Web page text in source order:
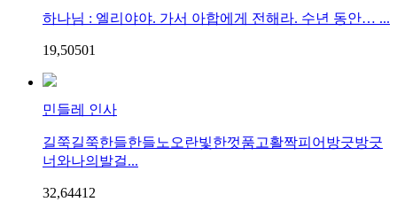
하나님 : 엘리야야. 가서 아합에게 전해라. 수년 동안… ...
19,50501
민들레 인사
길쭉길쭉한들한들노오란빛한껏품고활짝피어방긋방긋
너와나의발걸...
32,64412